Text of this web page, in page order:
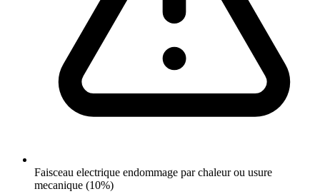
Faisceau electrique endommage par chaleur ou usure
mecanique (10%)